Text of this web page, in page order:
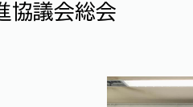
協議会総会